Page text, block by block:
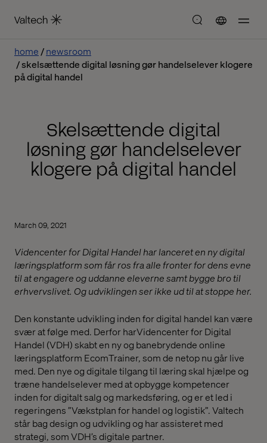
home
newsroom
skelsættende digital løsning gør handelselever klogere
på digital handel
Skelsættende digital
løsning gør handelselever
klogere på digital handel
March 09, 2021
Videncenter for Digital Handel har lanceret en ny digital
læringsplatform som får ros fra alle fronter for dens evne
til at engagere og uddanne eleverne samt bygge bro til
erhvervslivet. Og udviklingen ser ikke ud til at stoppe her.
Den konstante udvikling inden for digital handel kan være
svær at følge med. Derfor harVidencenter for Digital
Handel (VDH) skabt en ny og banebrydende online
læringsplatform EcomTrainer, som de netop nu går live
med. Den nye og digitale tilgang til læring skal hjælpe og
træne handelselever med at opbygge kompetencer
inden for digitalt salg og markedsføring, og er et led i
regeringens ”Vækstplan for handel og logistik”. Valtech
står bag design og udvikling og har assisteret med
strategi, som VDH’s digitale partner.